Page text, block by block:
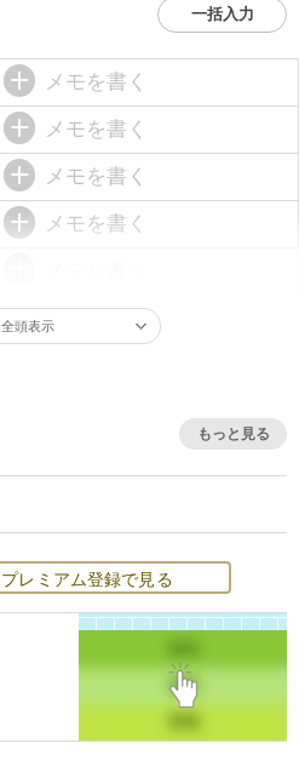
一括入力
メモを書く
メモを書く
メモを書く
メモを書く
全頭表示
もっと見る
プレミアム登録で見る